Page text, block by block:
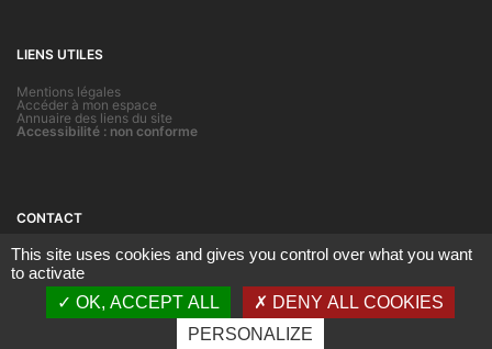
LIENS UTILES
Mentions légales
Accéder à mon espace
Annuaire des liens du site
Accessibilité : non conforme
CONTACT
Division des systèmes d’information de l’académie de Strasbourg
Adresse mail :
@ac-strasbourg.fr
This site uses cookies and gives you control over what you want
to activate
OK, ACCEPT ALL
DENY ALL COOKIES
PERSONALIZE